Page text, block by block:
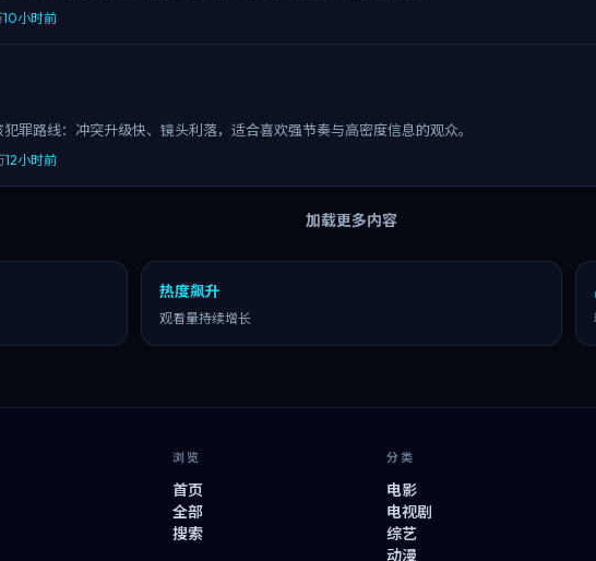
10小时前
犯罪路线：冲突升级快、镜头利落，适合喜欢强节奏与高密度信息的观众。
12小时前
加载更多内容
热度飙升
观看量持续增长
浏览
首页
全部
搜索
分类
电影
电视剧
综艺
动漫